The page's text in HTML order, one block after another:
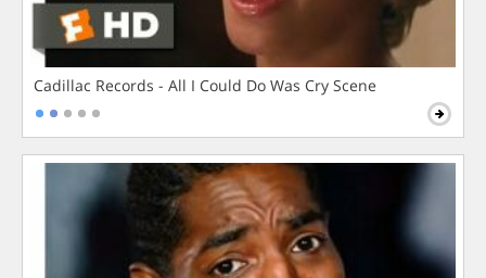
Cadillac Records - All I Could Do Was Cry Scene